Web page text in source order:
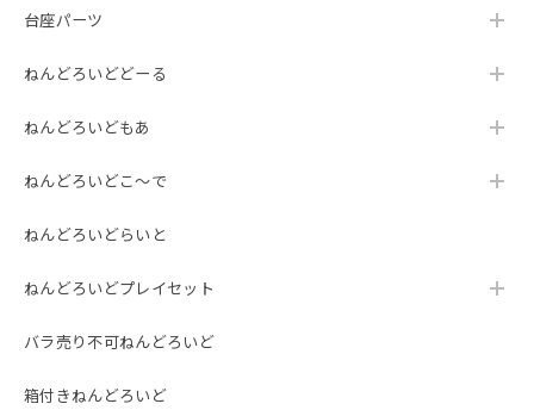
台座パーツ
ねんどろいどどーる
ねんどろいどもあ
ねんどろいどこ～で
ねんどろいどらいと
ねんどろいどプレイセット
バラ売り不可ねんどろいど
箱付きねんどろいど